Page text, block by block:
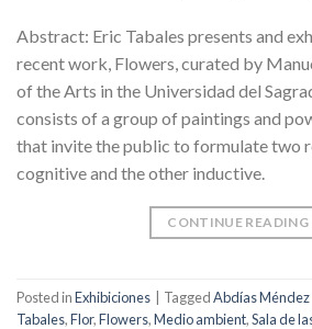
Abstract: Eric Tabales presents and
recent work, Flowers, curated by
of the Arts in the Universidad del
consists of a group of paintings and
that invite the public to formulate two
cognitive and the other inductive.
CONTINUE READING
Posted inExhibiciones TaggedAbdías Méndez
Tabales,Flor,Flowers,Medio ambient,Sala de